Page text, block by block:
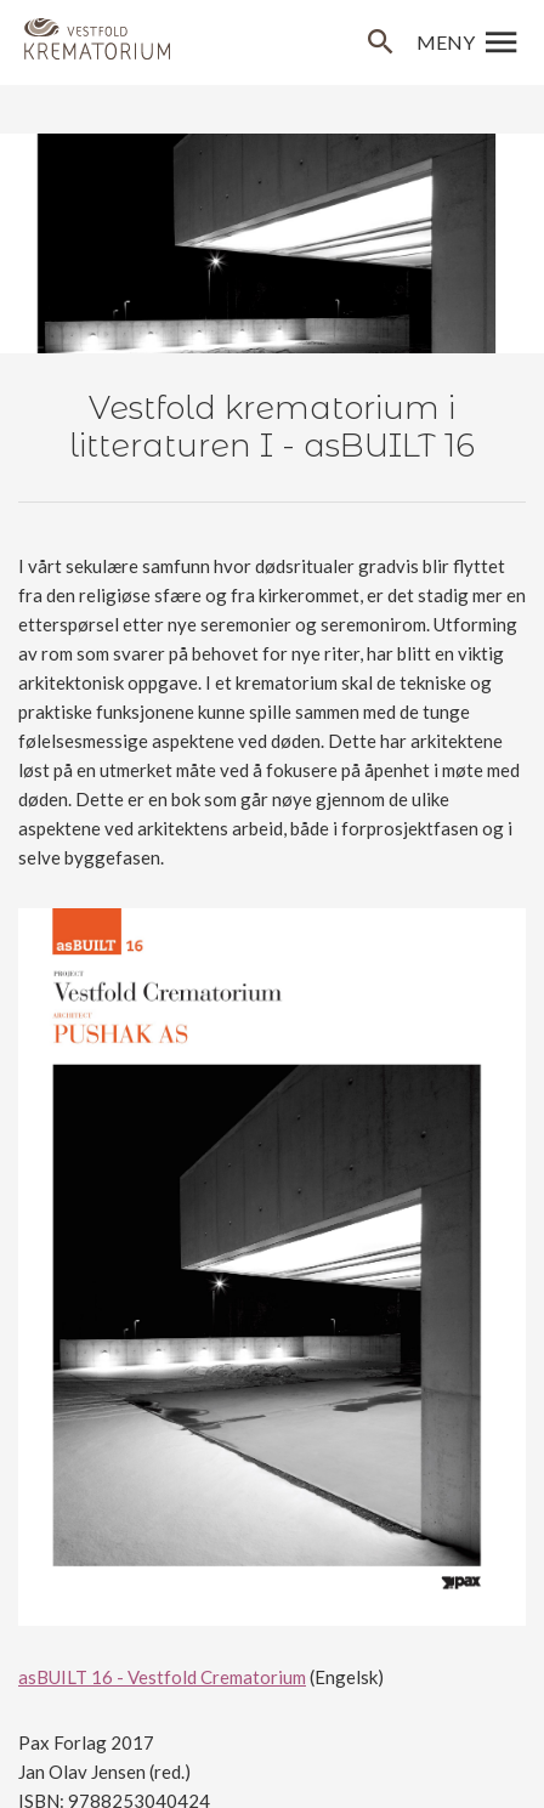
Gå til innholdet
MENY 

Vestfold krematorium i
litteraturen I - asBUILT 16
I vårt sekulære samfunn hvor dødsritualer gradvis blir flyttet
fra den religiøse sfære og fra kirkerommet, er det stadig mer en
etterspørsel etter nye seremonier og seremonirom. Utforming
av rom som svarer på behovet for nye riter, har blitt en viktig
arkitektonisk oppgave. I et krematorium skal de tekniske og
praktiske funksjonene kunne spille sammen med de tunge
følelsesmessige aspektene ved døden. Dette har arkitektene
løst på en utmerket måte ved å fokusere på åpenhet i møte med
døden. Dette er en bok som går nøye gjennom de ulike
aspektene ved arkitektens arbeid, både i forprosjektfasen og i
selve byggefasen.
asBUILT 16 - Vestfold Crematorium (Engelsk)
Pax Forlag 2017
Jan Olav Jensen (red.)
ISBN: 9788253040424